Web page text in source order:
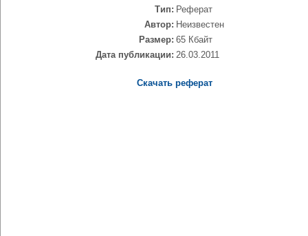
Тип: Реферат
Автор: Неизвестен
Размер: 65 Кбайт
Дата публикации: 26.03.2011
Скачать реферат